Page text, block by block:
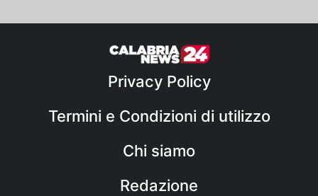
Privacy Policy
Termini e Condizioni di utilizzo
Chi siamo
Redazione